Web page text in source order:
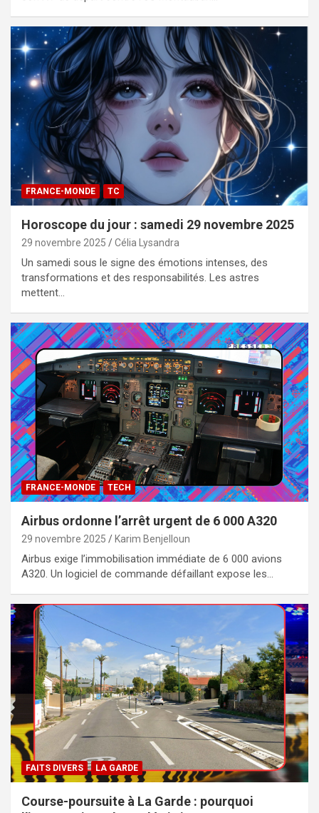
FRANCE-MONDE TC
Horoscope du jour : samedi 29 novembre 2025
29 novembre 2025 Célia Lysandra
Un samedi sous le signe des émotions intenses, des
transformations et des responsabilités. Les astres
mettent…
FRANCE-MONDE TECH
Airbus ordonne l’arrêt urgent de 6 000 A320
29 novembre 2025 Karim Benjelloun
Airbus exige l’immobilisation immédiate de 6 000 avions
A320. Un logiciel de commande défaillant expose les…
FAITS DIVERS LA GARDE
Course-poursuite à La Garde : pourquoi